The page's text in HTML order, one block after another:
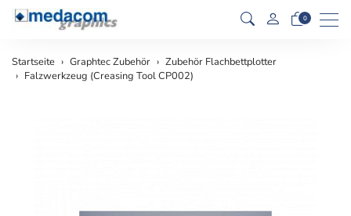
0
Startseite Graphtec Zubehör
Zubehör Flachbettplotter
Falzwerkzeug (Creasing Tool CP002)